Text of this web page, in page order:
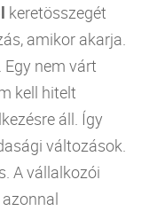
keretösszegét
amikor akarja.
nem várt
kell hitelt
áll. Így
változások.
A vállalkozói